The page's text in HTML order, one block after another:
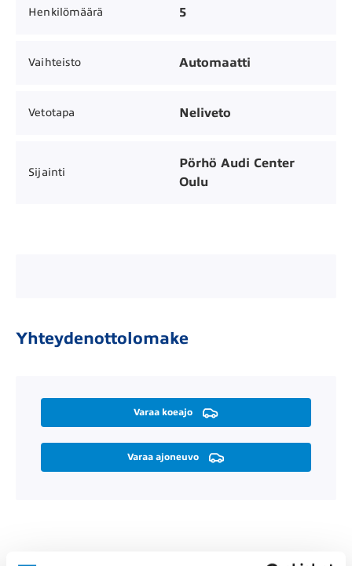
Henkilömäärä 5
Vaihteisto Automaatti
Vetotapa Neliveto
Sijainti
Pörhö Audi Center
Oulu
Yhteydenottolomake
Varaa koeajo
Varaa ajoneuvo
Räätälöi itsellesi sopiva rahoitus